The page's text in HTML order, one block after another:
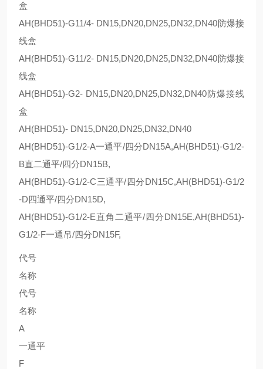
盒
AH(BHD51)-G11/4- DN15,DN20,DN25,DN32,DN40防爆接
线盒
AH(BHD51)-G11/2- DN15,DN20,DN25,DN32,DN40防爆接
线盒
AH(BHD51)-G2- DN15,DN20,DN25,DN32,DN40防爆接线
盒
AH(BHD51)- DN15,DN20,DN25,DN32,DN40
AH(BHD51)-G1/2-A一通平/四分DN15A,AH(BHD51)-G1/2-
B直二通平/四分DN15B,
AH(BHD51)-G1/2-C三通平/四分DN15C,AH(BHD51)-G1/2
-D四通平/四分DN15D,
AH(BHD51)-G1/2-E直角二通平/四分DN15E,AH(BHD51)-
G1/2-F一通吊/四分DN15F,
代号
名称
代号
名称
A
一通平
F